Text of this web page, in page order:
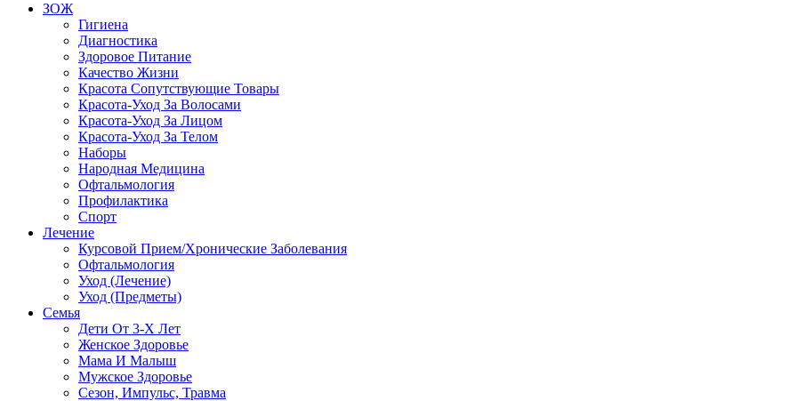
ЗОЖ
Гигиена
Диагностика
Здоровое Питание
Качество Жизни
Красота Сопутствующие Товары
Красота-Уход За Волосами
Красота-Уход За Лицом
Красота-Уход За Телом
Наборы
Народная Медицина
Офтальмология
Профилактика
Спорт
Лечение
Курсовой Прием/Хронические Заболевания
Офтальмология
Уход (Лечение)
Уход (Предметы)
Семья
Дети От 3-Х Лет
Женское Здоровье
Мама И Малыш
Мужское Здоровье
Сезон, Импульс, Травма